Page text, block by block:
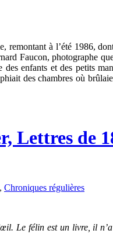
remontant à l’été 1986,
Faucon, photographe
des enfants et des petits
des chambres où
Lettres de
, Chroniques régulières
Le félin est un livre, il n’a